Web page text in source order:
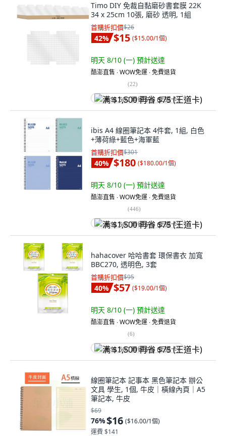
Timo DIY 免裁自黏磨砂書套膜 22K
34 x 25cm 10張, 磨砂 透明, 1組
首購折扣價$26
42% $15 ($15.00/1個)
明天 8/10 (一) 預計送達
酷澎直售 ∙ WOW免運 ∙ 免費退貨
(22)
满 $1,500 再省 $75 (王道卡)
ibis A4 線圈筆記本 4件套, 1組, 白色
+薄荷綠+藍色+海軍藍
首購折扣價$301
40% $180 ($180.00/1個)
明天 8/10 (一) 預計送達
酷澎直售 ∙ WOW免運 ∙ 免費退貨
(446)
满 $1,500 再省 $75 (王道卡)
hahacover 哈哈書套 環保書衣 加寬
BBC270, 透明色, 3套
首購折扣價$95
40% $57 ($19.00/1個)
明天 8/10 (一) 預計送達
酷澎直售 ∙ WOW免運 ∙ 免費退貨
(6)
满 $1,500 再省 $75 (王道卡)
線圈筆記本 記事本 黑色筆記本 辦公
文具 學生, 1個, 牛皮｜橫線內頁｜A5
筆記本, 牛皮
$69
76%$16 ($16.00/1個)
運費 $141